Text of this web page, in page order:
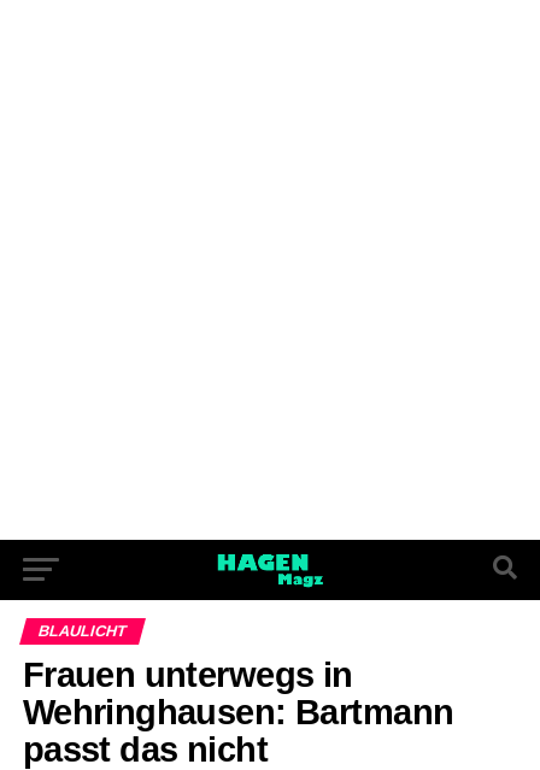
BLAULICHT
Frauen unterwegs in
Wehringhausen: Bartmann
passt das nicht